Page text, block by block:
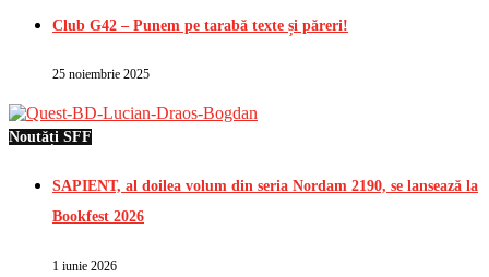
Club G42 – Punem pe tarabă texte și păreri!
25 noiembrie 2025
Noutăți SFF
SAPIENT, al doilea volum din seria Nordam 2190, se lansează la
Bookfest 2026
1 iunie 2026